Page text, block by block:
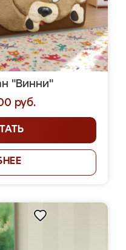
"Винни"
руб.